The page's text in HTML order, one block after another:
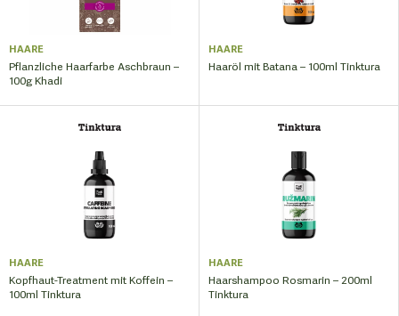
HAARE
Pflanzliche Haarfarbe Aschbraun –
100g Khadi
HAARE
Haaröl mit Batana – 100ml Tinktura
HAARE
Kopfhaut-Treatment mit Koffein –
100ml Tinktura
HAARE
Haarshampoo Rosmarin – 200ml
Tinktura